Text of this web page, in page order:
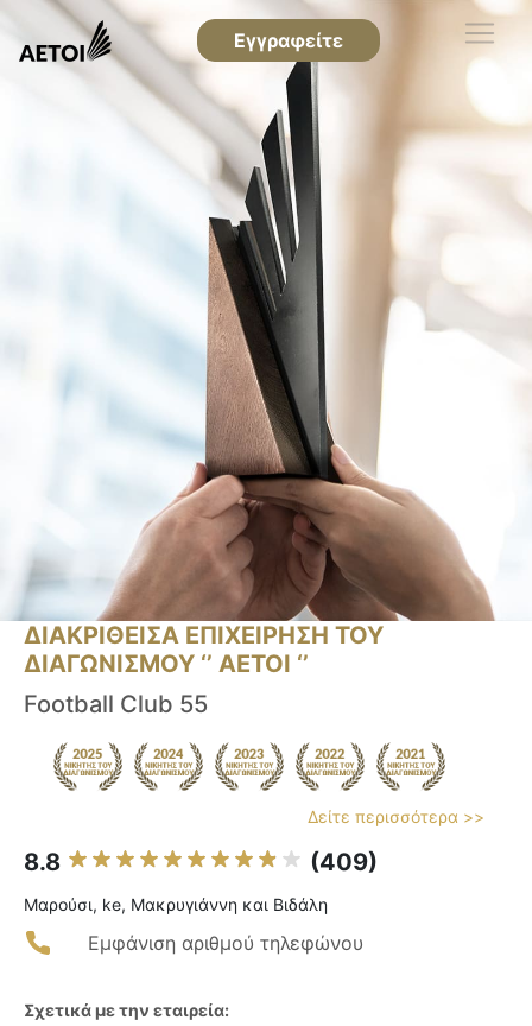
Εγγραφείτε
ΔΙΑΚΡΙΘΕΙΣΑ ΕΠΙΧΕΙΡΗΣΗ ΤΟΥ
ΔΙΑΓΩΝΙΣΜΟΥ ‘’ ΑΕΤΟΙ ‘’
Football Club 55
Δείτε περισσότερα >>
8.8 (409)
Μαρούσι, ke, Μακρυγιάννη και Βιδάλη
Εμφάνιση αριθμού τηλεφώνου
Σχετικά με την εταιρεία: